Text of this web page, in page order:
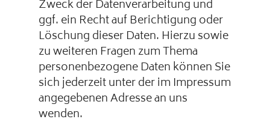
Zweck der Datenverarbeitung und
ggf. ein Recht auf Berichtigung oder
Löschung dieser Daten. Hierzu sowie
zu weiteren Fragen zum Thema
personenbezogene Daten können Sie
sich jederzeit unter der im Impressum
angegebenen Adresse an uns
wenden.